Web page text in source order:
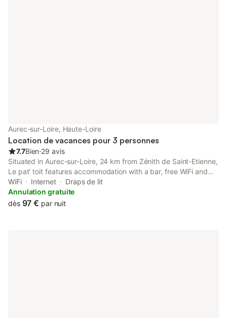
Aurec-sur-Loire, Haute-Loire
Location de vacances pour 3 personnes
7.7Bien⋅29 avis
Situated in Aurec-sur-Loire, 24 km from Zénith de Saint-Etienne,
Le pat' toit features accommodation with a bar, free WiFi and
bicycle parking.
WiFi Internet
Draps de lit
Annulation gratuite
dès 97 € par nuit